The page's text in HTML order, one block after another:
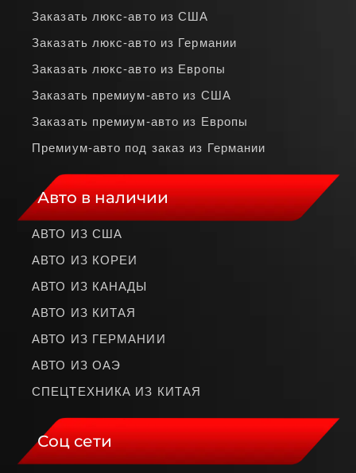
Заказать люкс‑авто из США
Заказать люкс‑авто из Германии
Заказать люкс‑авто из Европы
Заказать премиум‑авто из США
Заказать премиум‑авто из Европы
Премиум‑авто под заказ из Германии
Авто в наличии
АВТО ИЗ США
АВТО ИЗ КОРЕИ
АВТО ИЗ КАНАДЫ
АВТО ИЗ КИТАЯ
АВТО ИЗ ГЕРМАНИИ
АВТО ИЗ ОАЭ
СПЕЦТЕХНИКА ИЗ КИТАЯ
Соц сети